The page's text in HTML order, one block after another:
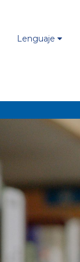
Lenguaje